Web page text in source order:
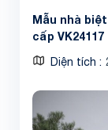
Mẫu nhà
cấp VK24117
Diện tích